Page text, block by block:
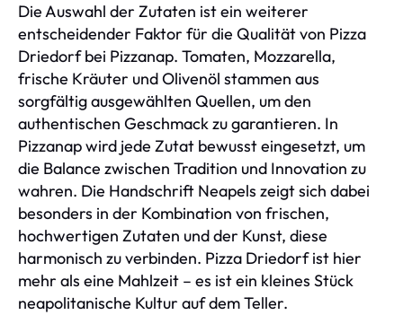
Die Auswahl der Zutaten ist ein weiterer
entscheidender Faktor für die Qualität von Pizza
Driedorf bei Pizzanap. Tomaten, Mozzarella,
frische Kräuter und Olivenöl stammen aus
sorgfältig ausgewählten Quellen, um den
authentischen Geschmack zu garantieren. In
Pizzanap wird jede Zutat bewusst eingesetzt, um
die Balance zwischen Tradition und Innovation zu
wahren. Die Handschrift Neapels zeigt sich dabei
besonders in der Kombination von frischen,
hochwertigen Zutaten und der Kunst, diese
harmonisch zu verbinden. Pizza Driedorf ist hier
mehr als eine Mahlzeit – es ist ein kleines Stück
neapolitanische Kultur auf dem Teller.